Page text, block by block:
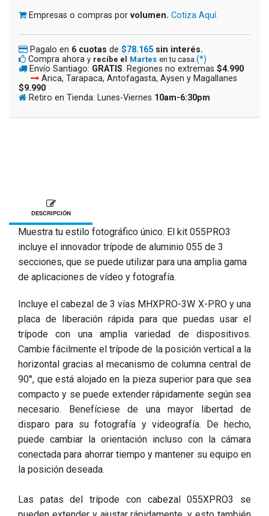
Empresas o compras por volumen. Cotiza Aquí.
Pagalo en 6 cuotas de $78.165 sin interés.
Compra ahora y recíbe el Martes en tu casa.(*)
Envío Santiago: GRATIS. Regiones no extremas $4.990
Arica, Tarapaca, Antofagasta, Aysen y Magallanes
$9.990
Retiro en Tienda: Lunes-Viernes 10am-6:30pm
DESCRIPCIÓN
Muestra tu estilo fotográfico único. El kit 055PRO3
incluye el innovador trípode de aluminio 055 de 3
secciones, que se puede utilizar para una amplia gama
de aplicaciones de vídeo y fotografía.
Incluye el cabezal de 3 vías MHXPRO-3W X-PRO y una
placa de liberación rápida para que puedas usar el
trípode con una amplia variedad de dispositivos.
Cambie fácilmente el trípode de la posición vertical a la
horizontal gracias al mecanismo de columna central de
90°, que está alojado en la pieza superior para que sea
compacto y se puede extender rápidamente según sea
necesario. Benefíciese de una mayor libertad de
disparo para su fotografía y videografía. De hecho,
puede cambiar la orientación incluso con la cámara
conectada para ahorrar tiempo y mantener su equipo en
la posición deseada.
Las patas del trípode con cabezal 055XPRO3 se